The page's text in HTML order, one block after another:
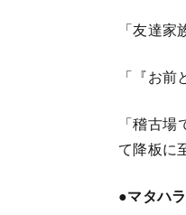
「友達家
「『お
「稽古
て降板に
●マタハ